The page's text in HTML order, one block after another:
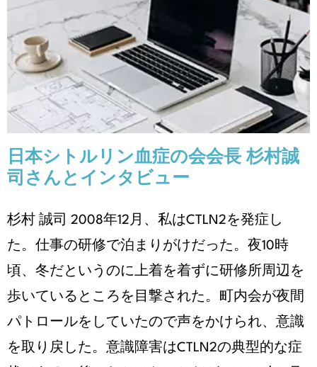
日本シトルリン血症の会会長 杉
村誠司さんとインタビュー
患者体験談
日本シトルリン血症の会会長 杉村誠
司さんとインタビュー
杉村 誠司 2008年12月、私はCTLN2を発症し
た。仕事の研修で泊まりがけだった。夜10時
頃、冬だというのに上着を着ずに研修所周辺を
歩いているところを目撃された。町内会が夜間
パトロールをしていたので声をかけられ、意識
を取り戻した。意識障害はCTLN2の典型的な症